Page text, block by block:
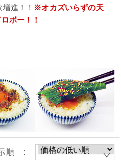
進！！ ※オカズいらずの天
ボー！！
順 :